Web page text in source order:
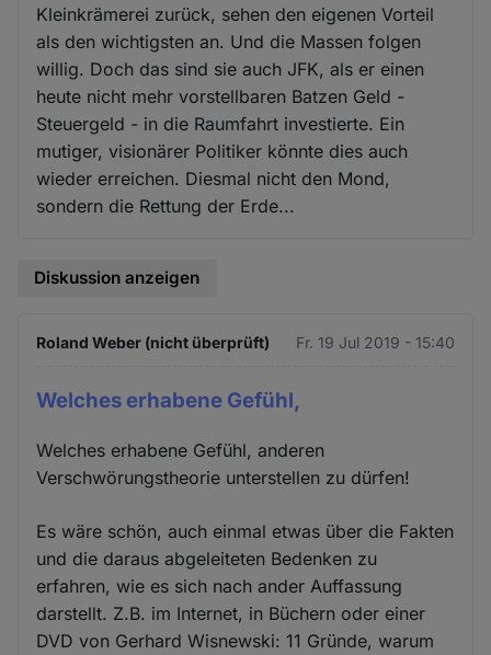
Kleinkrämerei zurück, sehen den eigenen Vorteil
als den wichtigsten an. Und die Massen folgen
willig. Doch das sind sie auch JFK, als er einen
heute nicht mehr vorstellbaren Batzen Geld -
Steuergeld - in die Raumfahrt investierte. Ein
mutiger, visionärer Politiker könnte dies auch
wieder erreichen. Diesmal nicht den Mond,
sondern die Rettung der Erde...
Diskussion anzeigen
Roland Weber (nicht überprüft) Fr. 19 Jul 2019 - 15:40
Welches erhabene Gefühl,
Welches erhabene Gefühl, anderen
Verschwörungstheorie unterstellen zu dürfen!
Es wäre schön, auch einmal etwas über die Fakten
und die daraus abgeleiteten Bedenken zu
erfahren, wie es sich nach ander Auffassung
darstellt. Z.B. im Internet, in Büchern oder einer
DVD von Gerhard Wisnewski: 11 Gründe, warum